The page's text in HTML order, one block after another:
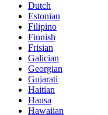
Dutch
Estonian
Filipino
Finnish
Frisian
Galician
Georgian
Gujarati
Haitian
Hausa
Hawaiian